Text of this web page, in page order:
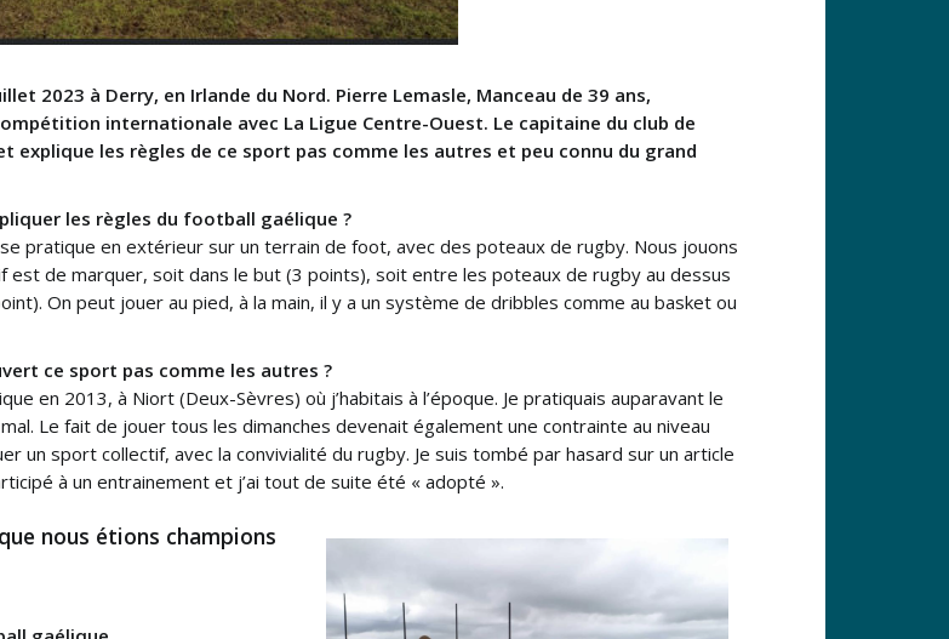
2023 à Derry, en Irlande du Nord. Pierre Lemasle, Manceau de 39 ans,
internationale avec La Ligue Centre-Ouest. Le capitaine du club de
les règles de ce sport pas comme les autres et peu connu du grand
les règles du football gaélique ?
pratique en extérieur sur un terrain de foot, avec des poteaux de rugby. Nous jouons
est de marquer, soit dans le but (3 points), soit entre les poteaux de rugby au dessus
On peut jouer au pied, à la main, il y a un système de dribbles comme au basket ou
ce sport pas comme les autres ?
en 2013, à Niort (Deux-Sèvres) où j’habitais à l’époque. Je pratiquais auparavant le
Le fait de jouer tous les dimanches devenait également une contrainte au niveau
un sport collectif, avec la convivialité du rugby. Je suis tombé par hasard sur un article
à un entrainement et j’ai tout de suite été « adopté ».
nous étions champions